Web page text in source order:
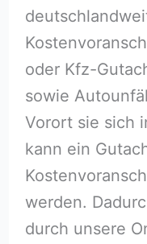
oder Kfz-
sowie
Vorort sie sich
kann ein
werden.
durch unsere